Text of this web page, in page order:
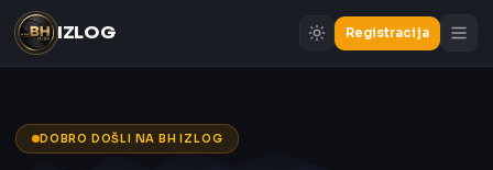
IZLOG Registracija
DOBRO DOŠLI NA BH IZLOG